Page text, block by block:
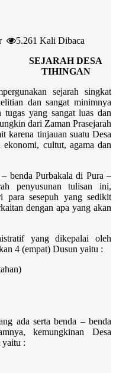
5.261 Kali Dibaca
SEJARAH DESA
TIHINGAN
sejarah singkat
dan sangat minimnya
tugas yang sangat luas dan
dari Zaman Prasejarah
karena tinjauan suatu Desa
cultut, agama dan
benda Purbakala di Pura –
penyusunan tulisan ini,
para sesepuh yang sedikit
dengan apa yang akan
yang dikepalai oleh
4 (empat) Dusun yaitu :
ada serta benda – benda
kemungkinan Desa
yaitu :